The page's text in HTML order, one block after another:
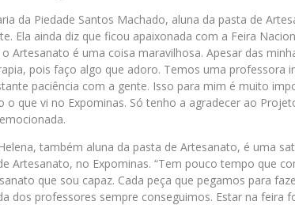
da Piedade Santos Machado, aluna da pasta de
Ela ainda diz que ficou apaixonada com a Feira
Artesanato é uma coisa maravilhosa. Apesar das
pois faço algo que adoro. Temos uma professora
paciência com a gente. Isso para mim é muito
o que vi no Expominas. Só tenho a agradecer ao
também aluna da pasta de Artesanato, é uma
Artesanato, no Expominas. “Tem pouco tempo que
que sou capaz. Cada peça que pegamos para
dos professores sempre conseguimos. Estar na feira